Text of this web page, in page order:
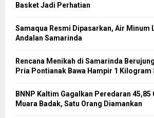
Basket Jadi Perhatian
Samaqua Resmi Dipasarkan, Air Minum
Andalan Samarinda
Rencana Menikah di Samarinda
Pria Pontianak Bawa Hampir 1 Kilogram
BNNP Kaltim Gagalkan Peredaran 45,85
Muara Badak, Satu Orang Diamankan